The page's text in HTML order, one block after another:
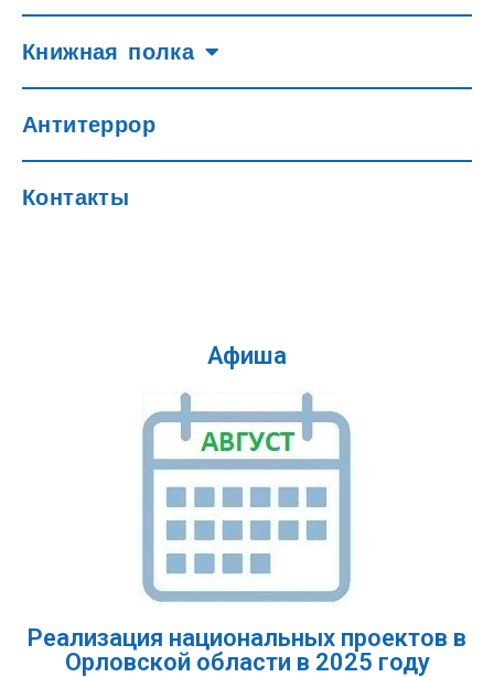
Книжная полка
Антитеррор
Контакты
Афиша
Реализация национальных проектов в
Орловской области в 2025 году